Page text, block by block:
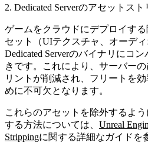
2. Dedicated Serverのアセットス
ゲームをクラウドにデプロイす
セット（UIテクスチャ、オーデ
Dedicated Serverのバイナリにコ
きです。これにより、サーバー
リントが削減され、フリートを
めに不可欠となります。
これらのアセットを除外するよ
する方法については、 Unreal
Strippingに関する詳細なガイドを